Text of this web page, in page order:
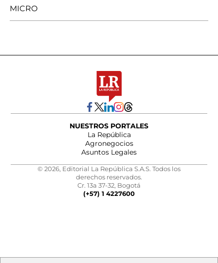
MICRO
NUESTROS PORTALES
La República
Agronegocios
Asuntos Legales
© 2026, Editorial La República S.A.S. Todos los
derechos reservados.
Cr. 13a 37-32, Bogotá
(+57) 1 4227600